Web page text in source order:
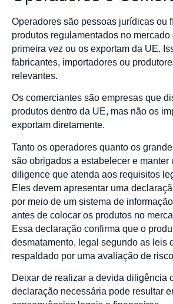
Operadores são pessoas jurídicas ou
produtos regulamentados no mercado
primeira vez ou os exportam da UE.
fabricantes, importadores ou
relevantes.
Os comerciantes são empresas que
produtos dentro da UE, mas não os
exportam diretamente.
Tanto os operadores quanto os
são obrigados a estabelecer e manter
diligence que atenda aos requisitos
Eles devem apresentar uma
por meio de um sistema de
antes de colocar os produtos no
Essa declaração confirma que o
desmatamento, legal segundo as leis
respaldado por uma avaliação de
Deixar de realizar a devida diligência
declaração necessária pode resultar